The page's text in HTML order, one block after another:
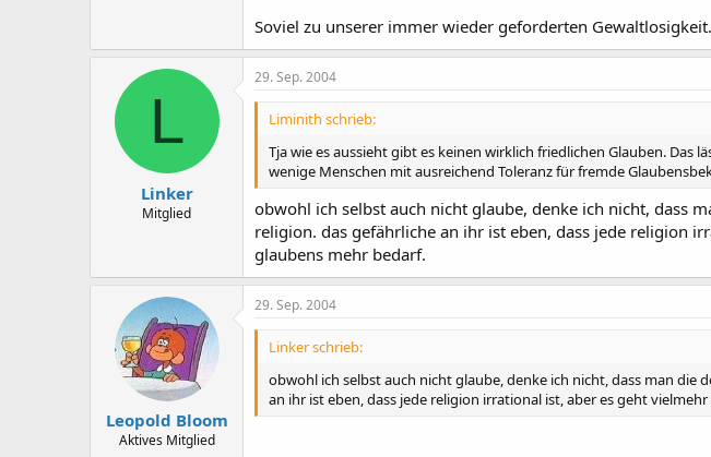
Soviel zu unserer immer wieder geforderten Gewaltlosigkeit.
L
Linker
Mitglied
29. Sep. 2004
Liminith schrieb:
Tja wie es aussieht gibt es keinen wirklich friedlichen Glauben. Das
wenige Menschen mit ausreichend Toleranz für fremde
obwohl ich selbst auch nicht glaube, denke ich nicht, dass
religion. das gefährliche an ihr ist eben, dass jede religion
glaubens mehr bedarf.
Leopold Bloom
Aktives Mitglied
29. Sep. 2004
Linker schrieb:
obwohl ich selbst auch nicht glaube, denke ich nicht, dass man
an ihr ist eben, dass jede religion irrational ist, aber es geht